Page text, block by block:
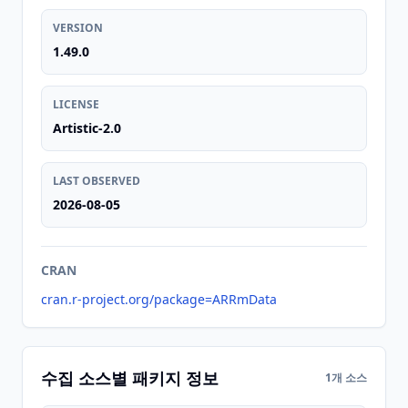
VERSION
1.49.0
LICENSE
Artistic-2.0
LAST OBSERVED
2026-08-05
CRAN
cran.r-project.org/package=ARRmData
수집 소스별 패키지 정보 1개 소스